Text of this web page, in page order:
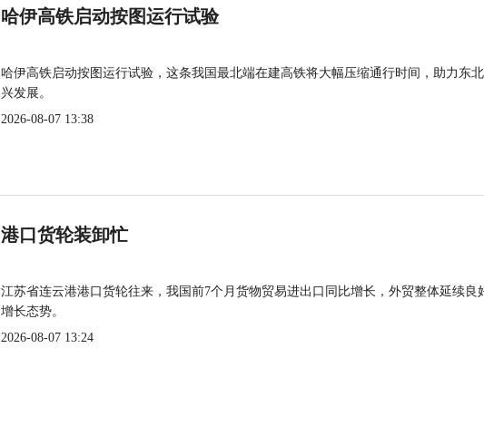
哈伊高铁启动按图运行试验
哈伊高铁启动按图运行试验，这条我国最北端在建高铁将大幅压缩通行时间，助力东
兴发展。
2026-08-07 13:38
港口货轮装卸忙
江苏省连云港港口货轮往来，我国前7个月货物贸易进出口同比增长，外贸整体延续良
增长态势。
2026-08-07 13:24